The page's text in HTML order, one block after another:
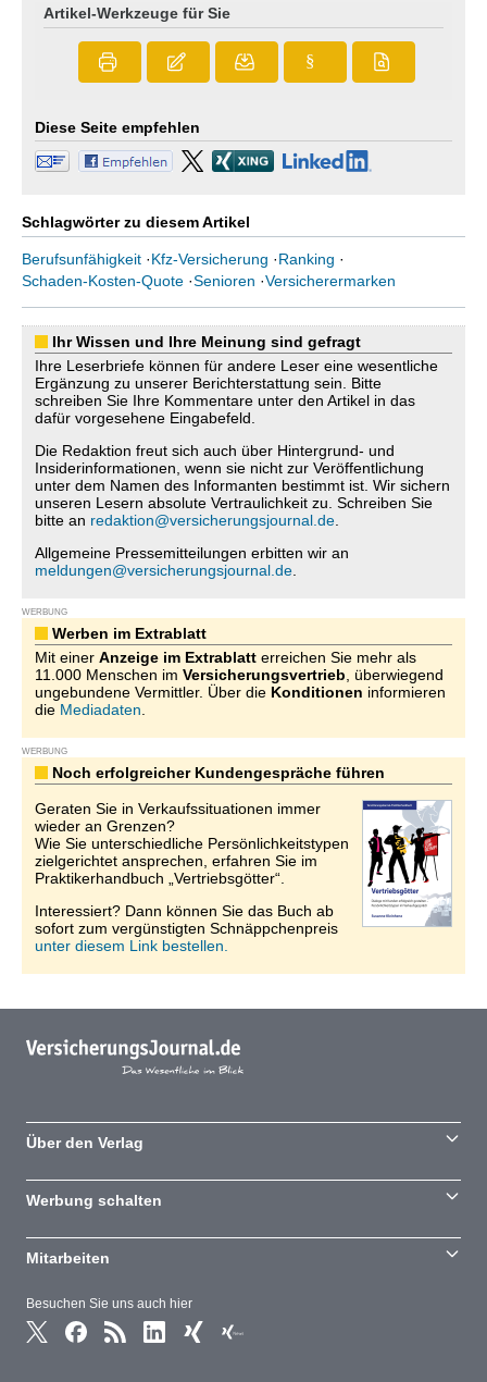
Artikel-Werkzeuge für Sie
§
Diese Seite empfehlen
Schlagwörter zu diesem Artikel
Berufsunfähigkeit ·Kfz-Versicherung ·Ranking ·
Schaden-Kosten-Quote ·Senioren ·Versicherermarken
Ihr Wissen und Ihre Meinung sind gefragt
Ihre Leserbriefe können für andere Leser eine wesentliche
Ergänzung zu unserer Berichterstattung sein. Bitte
schreiben Sie Ihre Kommentare unter den Artikel in das
dafür vorgesehene Eingabefeld.
Die Redaktion freut sich auch über Hintergrund- und
Insiderinformationen, wenn sie nicht zur Veröffentlichung
unter dem Namen des Informanten bestimmt ist. Wir sichern
unseren Lesern absolute Vertraulichkeit zu. Schreiben Sie
bitte an redaktion@versicherungsjournal.de
Allgemeine Pressemitteilungen erbitten wir an
meldungen@versicherungsjournal.de
WERBUNG
Werben im Extrablatt
Mit einer Anzeige im Extrablatt erreichen Sie mehr als
11.000 Menschen im Versicherungsvertrieb , überwiegend
ungebundene Vermittler. Über die Konditionen informieren
die Mediadaten
WERBUNG
Noch erfolgreicher Kundengespräche führen
Geraten Sie in Verkaufssituationen immer
wieder an Grenzen?
Wie Sie unterschiedliche Persönlichkeitstypen
zielgerichtet ansprechen, erfahren Sie im
Praktikerhandbuch „Vertriebsgötter“.
Interessiert? Dann können Sie das Buch ab
sofort zum vergünstigten Schnäppchenpreis
unter diesem Link bestellen.
Besuchen Sie uns auch hier
Über den Verlag
Werbung schalten
Mitarbeiten